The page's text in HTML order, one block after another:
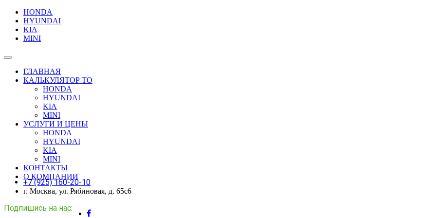
HONDA
HYUNDAI
KIA
MINI
ГЛАВНАЯ
КАЛЬКУЛЯТОР ТО
HONDA
HYUNDAI
KIA
MINI
УСЛУГИ И ЦЕНЫ
HONDA
HYUNDAI
KIA
MINI
КОНТАКТЫ
О КОМПАНИИ
+7 (925) 160-20-10
г. Москва, ул. Рябиновая, д. 65с6
Подпишись на нас: